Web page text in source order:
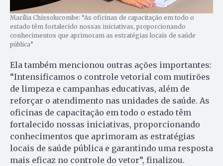
Marília Chissolucombe: “As oficinas de capacitação em todo o
estado têm fortalecido nossas iniciativas, proporcionando
conhecimentos que aprimoram as estratégias locais de saúde
pública”
Ela também mencionou outras ações importantes:
“Intensificamos o controle vetorial com mutirões
de limpeza e campanhas educativas, além de
reforçar o atendimento nas unidades de saúde. As
oficinas de capacitação em todo o estado têm
fortalecido nossas iniciativas, proporcionando
conhecimentos que aprimoram as estratégias
locais de saúde pública e garantindo uma resposta
mais eficaz no controle do vetor”, finalizou.